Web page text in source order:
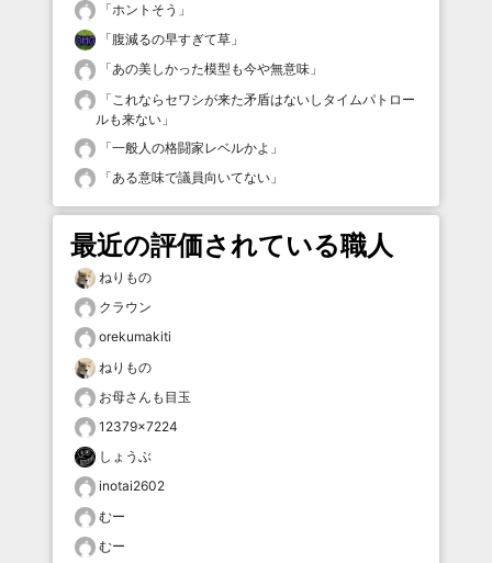
「ホントそう 」
「腹減るの早すぎて草 」
「あの美しかった模型も今や無意味 」
「 これならセワシが来た矛盾はないしタイムパトロー
ルも来ない 」
「一般人の格闘家レベルかよ 」
「ある意味で議員向いてない 」
最近の評価されている職人
ねりもの
クラウン
orekumakiti
ねりもの
お母さんも目玉
12379×7224
しょうぶ
inotai2602
むー
むー